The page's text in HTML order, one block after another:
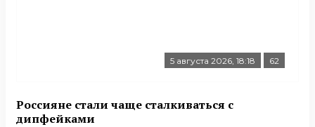
5 августа 2026, 18:18 62
Россияне стали чаще сталкиваться с
дипфейками